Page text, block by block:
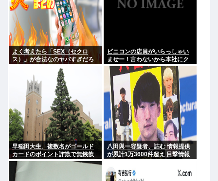
よく考えたら「SEX（セクロ
ス）」が合法なのヤバすぎだろ
ビニコンの店員がいらっしゃい
ませー！言わないから本社にク
レームいれてやりましたよ！
www
早稲田大生、複数名がゴールド
カードのポイント詐欺で無銭飲
食
八田與一容疑者、詰む 情報提供
が累計1万3600件超え 目撃情報